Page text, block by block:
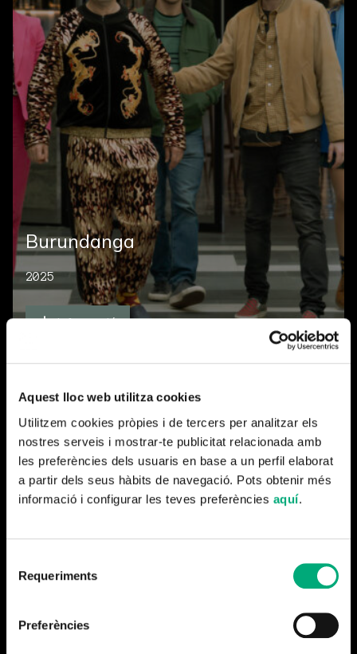
Aquest lloc web utilitza cookies
Utilitzem cookies pròpies i de tercers per analitzar els
nostres serveis i mostrar-te publicitat relacionada amb
les preferències dels usuaris en base a un perfil elaborat
a partir dels seus hàbits de navegació. Pots obtenir més
informació i configurar les teves preferències aquí.
Requeriments
Preferències
Burundanga
2025
Informació
Parenostre